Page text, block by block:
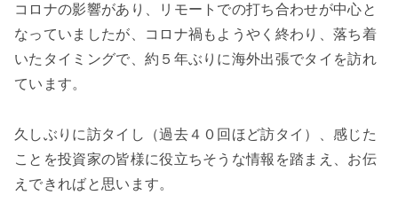
コロナの影響があり、リモートでの打ち合わせが中心と
なっていましたが、コロナ禍もようやく終わり、落ち着
いたタイミングで、約５年ぶりに海外出張でタイを訪れ
ています。
久しぶりに訪タイし（過去４０回ほど訪タイ）、感じた
ことを投資家の皆様に役立ちそうな情報を踏まえ、お伝
えできればと思います。